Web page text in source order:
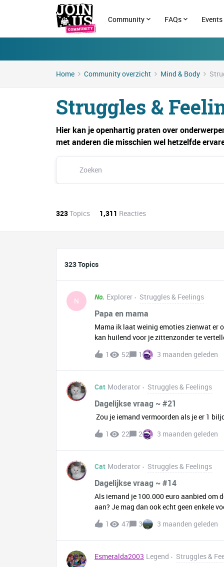
Community FAQs Events
Home Community overzicht Mind & Body
Struggles &
Hier kan je openhartig praten over
met anderen die misschien wel hetzelfde
323Topics 1,311 Reacties
323 Topics
N No. Explorer Struggles & Feelings
Papa en mama
Mama ik laat weinig emoties zienwat er
kan huilend voor je zittenzonder te
is mis’ ik negeer je als je vraagt wat er
hoorten dat leven met mij zo niet gaat
nooit meer komtook niet als ik wel wat
naarwant ik zeg toch niksen ik huil
vandaanzodat je mij niet kan ziengeen
comfortdat ik elke dag misdoor en door
je mijn rug ik ben nogsteeds dat kleine
1 52 1 3 maanden geleden
Cat Moderator Struggles & Feelings
Dagelijkse vraag ~ #21
Zou je iemand vermoorden als je er 1
1
22 2 3 maanden geleden
Cat Moderator Struggles & Feelings
Dagelijkse vraag ~ #14
Als iemand je 100.000 euro aanbied om
aan? Je mag dan ook echt geen enkele
1
47 3 3 maanden geleden
Esmeralda2003 Legend Struggles &